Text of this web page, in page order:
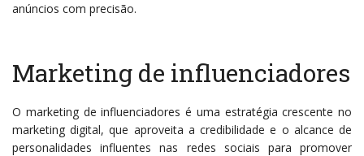
anúncios com precisão.
Marketing de influenciadores
O marketing de influenciadores é uma estratégia crescente no
marketing digital, que aproveita a credibilidade e o alcance de
personalidades influentes nas redes sociais para promover